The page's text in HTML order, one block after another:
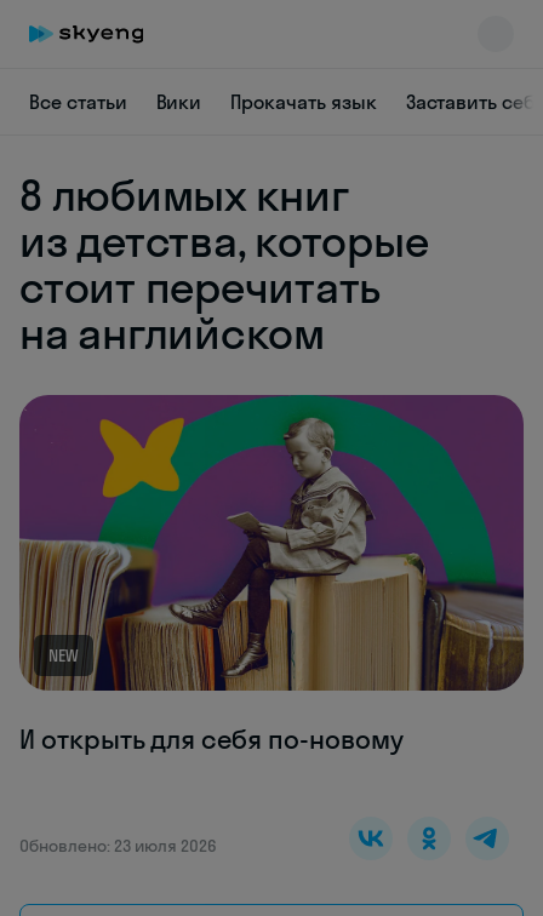
Все статьи Вики Прокачать язык Заставить
8 любимых книг
из детства, которые
стоит перечитать
на английском
NEW
И открыть для себя по-новому
Обновлено: 23 июля 2026
Skyeng Chat